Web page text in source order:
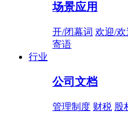
场景应用
开/闭幕词 欢迎/欢
寄语
行业
公司文档
管理制度 财税 股